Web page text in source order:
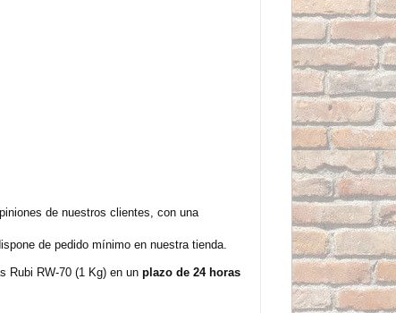
de nuestros clientes, con una
de pedido mínimo en nuestra tienda.
Rubi RW-70 (1 Kg) en un plazo de 24 horas